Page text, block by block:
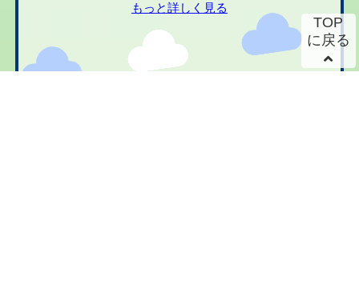
もっと詳しく見る
TOP
に戻る